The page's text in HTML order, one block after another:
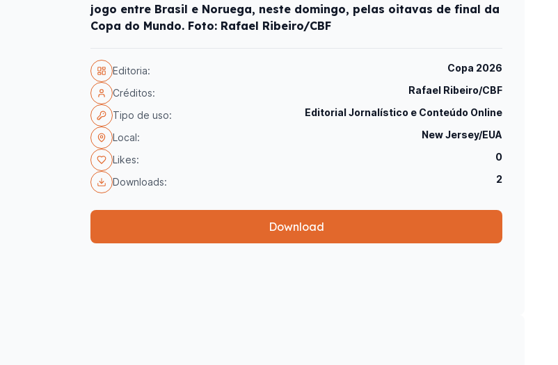
jogo entre Brasil e Noruega, neste domingo, pelas oitavas de final da
Copa do Mundo. Foto: Rafael Ribeiro/CBF
Editoria: Copa 2026
Créditos: Rafael Ribeiro/CBF
Tipo de uso: Editorial Jornalístico e Conteúdo Online
Local: New Jersey/EUA
Likes: 0
Downloads: 2
Download